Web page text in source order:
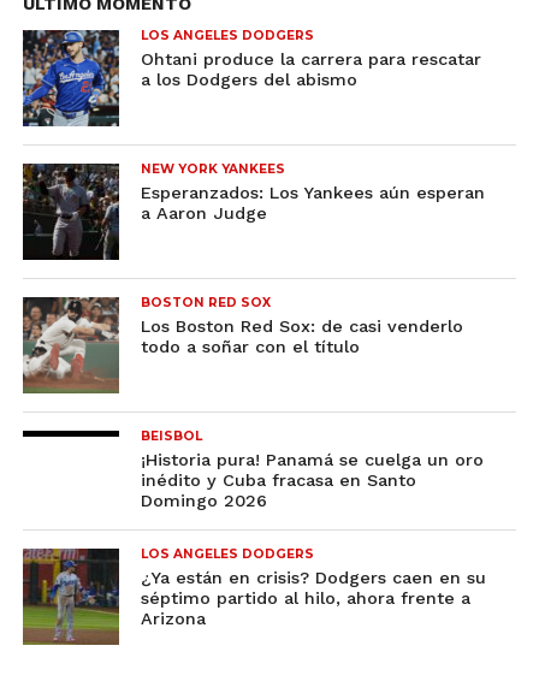
LOS ANGELES DODGERS
Ohtani produce la carrera para rescatar
a los Dodgers del abismo
NEW YORK YANKEES
Esperanzados: Los Yankees aún esperan
a Aaron Judge
BOSTON RED SOX
Los Boston Red Sox: de casi venderlo
todo a soñar con el título
BEISBOL
¡Historia pura! Panamá se cuelga un oro
inédito y Cuba fracasa en Santo
Domingo 2026
LOS ANGELES DODGERS
¿Ya están en crisis? Dodgers caen en su
séptimo partido al hilo, ahora frente a
Arizona